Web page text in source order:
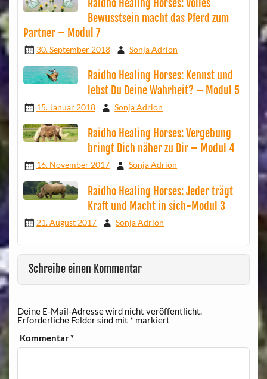
Raidho Healing Horses: Volles
Bewusstsein macht das Pferd zum
Partner – Modul 7
30. September 2018 Sonja Adrion
Raidho Healing Horses: Kennst und
lebst Du Deine Wahrheit? – Modul 5
15. Januar 2018 Sonja Adrion
Raidho Healing Horses: Vergebung
bringt Dich näher zu Dir – Modul 4
16. November 2017 Sonja Adrion
Raidho Healing Horses: Jeder trägt
Kraft und Macht in sich-Modul 3
21. August 2017 Sonja Adrion
Schreibe einen Kommentar
Deine E-Mail-Adresse wird nicht veröffentlicht.
Erforderliche Felder sind mit * markiert
Kommentar*